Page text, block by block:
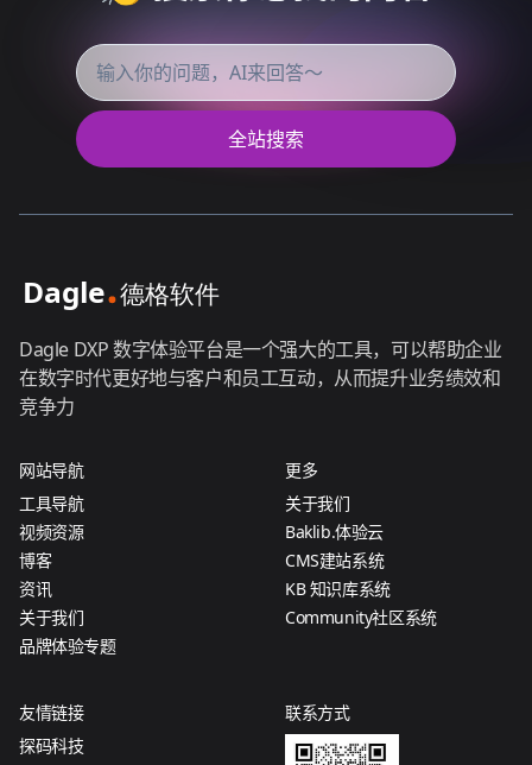
全站搜索
Dagle DXP 数字体验平台是一个强大的工具，可以帮助企业
在数字时代更好地与客户和员工互动，从而提升业务绩效和
竞争力
网站导航
工具导航
视频资源
博客
资讯
关于我们
品牌体验专题
更多
关于我们
Baklib.体验云
CMS建站系统
KB 知识库系统
Community社区系统
友情链接
探码科技
联系方式